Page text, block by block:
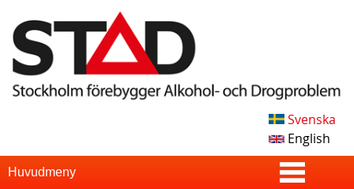
Skip
to
main
content
T
Svenska
English
SHuvudmeny